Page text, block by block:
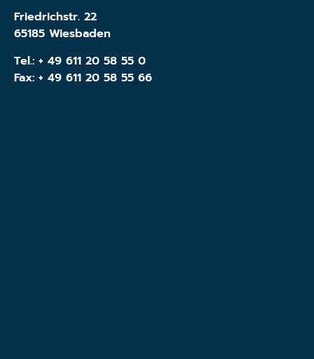
Friedrichstr. 22
65185 Wiesbaden
Tel.: + 49 611 20 58 55 0
Fax: + 49 611 20 58 55 66